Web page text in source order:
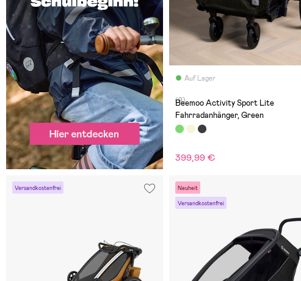
Auf Lager
(9)
Beemoo Activity Sport Lite
Fahrradanhänger, Green
399,99 €
Versandkostenfrei Neuheit
Versandkostenfrei